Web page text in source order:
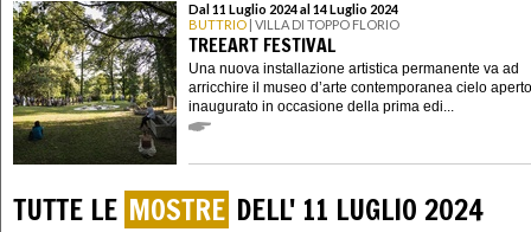
Dal 11 Luglio 2024 al 14 Luglio 2024
BUTTRIO | VILLA DI TOPPO FLORIO
TREEART FESTIVAL
Una nuova installazione artistica permanente va ad
arricchire il museo d’arte contemporanea cielo aperto
inaugurato in occasione della prima edi...
TUTTE LE MOSTRE DELL' 11 LUGLIO 2024